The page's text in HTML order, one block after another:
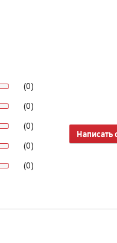
(0)
(0)
(0)
(0)
(0)
Написать